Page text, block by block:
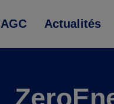
Actualités